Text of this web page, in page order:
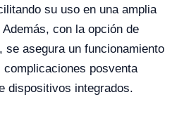
su uso en una amplia
con la opción de
se asegura un funcionamiento
posventa
dispositivos integrados.